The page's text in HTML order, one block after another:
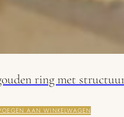
ring met
AAN WINKELWAGEN